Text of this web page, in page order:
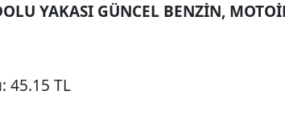
YAKASI GÜNCEL BENZİN,
45.15 TL